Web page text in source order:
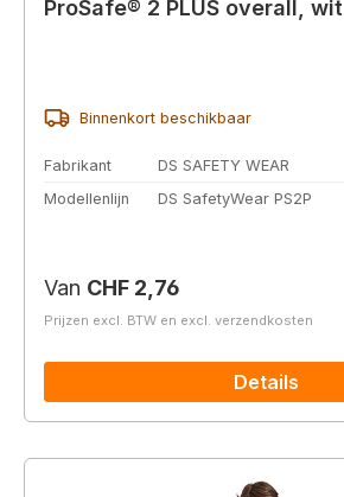
ProSafe® 2 PLUS overall, wit
Binnenkort beschikbaar
Fabrikant
DS SAFETY WEAR
Modellenlijn
DS SafetyWear PS2P
Normale prijs:
Van CHF 2,76
Prijzen excl. BTW en excl. verzendkosten
Details